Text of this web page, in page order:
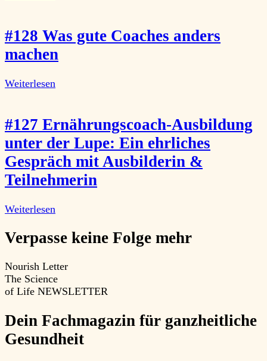
#128 Was gute Coaches anders
machen
Weiterlesen
#127 Ernährungscoach-Ausbildung
unter der Lupe: Ein ehrliches
Gespräch mit Ausbilderin &
Teilnehmerin
Weiterlesen
Verpasse keine Folge mehr
Nourish Letter
The Science
of Life NEWSLETTER
Dein Fachmagazin für ganzheitliche
Gesundheit